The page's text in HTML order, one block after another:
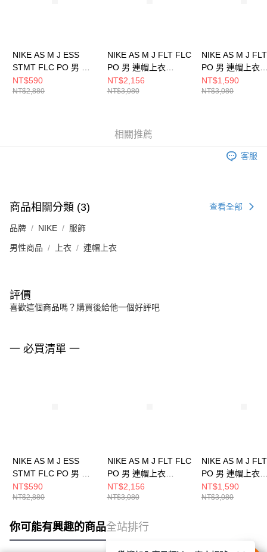
NIKE AS M J ESS
STMT FLC PO 男 連
帽上衣 DQ7339091
NT$590
NT$2,880
NIKE AS M J FLT FLC
PO 男 連帽上衣
FV7248010
NT$2,156
NT$3,080
NIKE AS M J
PO 男 連帽上衣
FV7248133
NT$1,590
NT$3,080
相關推薦
客服
商品相關分類 (3) 查看全部
品牌 NIKE 服飾
男性商品 上衣 連帽上衣
評價
喜歡這個商品嗎？購買後給他一個好評吧
一 必買清單 一
NIKE AS M J ESS
STMT FLC PO 男 連
帽上衣 DQ7339091
NT$590
NT$2,880
NIKE AS M J FLT FLC
PO 男 連帽上衣
FV7248010
NT$2,156
NT$3,080
NIKE AS M J
PO 男 連帽上衣
FV7248133
NT$1,590
NT$3,080
你可能有興趣的商品全站排行